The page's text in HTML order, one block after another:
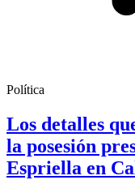
Política
Los detalles
la posesión
Espriella en